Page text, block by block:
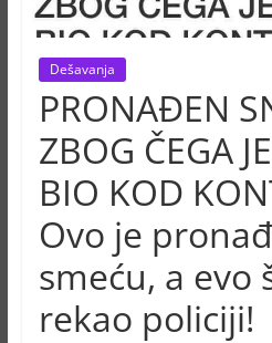
Dešavanja
PRONAĐEN
ZBOG ČEGA
BIO KOD
Ovo je
smeću, a evo
rekao policiji!